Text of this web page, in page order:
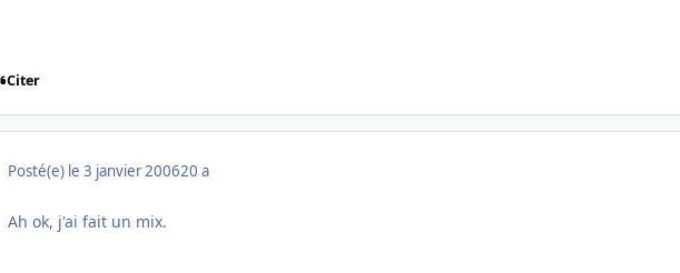
Citer
Posté(e) le 3 janvier 200620 a
Ah ok, j'ai fait un mix.